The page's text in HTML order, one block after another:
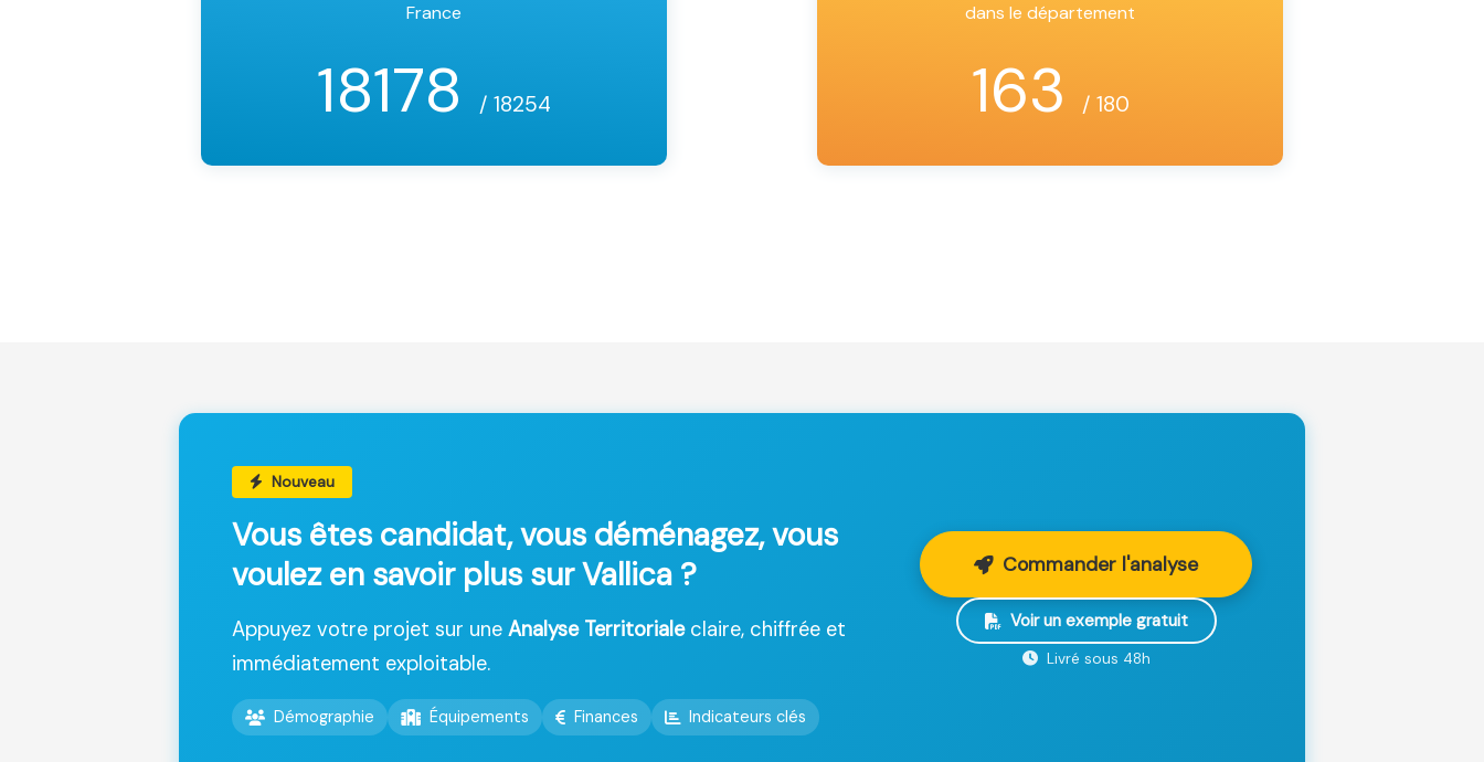
France
18178 / 18254
dans le département
163 / 180
Nouveau
Vous êtes candidat, vous déménagez, vous
voulez en savoir plus sur Vallica ?
Appuyez votre projet sur une Analyse Territorialeclaire, chiffrée et
immédiatement exploitable.
Démographie Équipements Finances Indicateurs clés
Commander l'analyse
Voir un exemple gratuit
Livré sous 48h